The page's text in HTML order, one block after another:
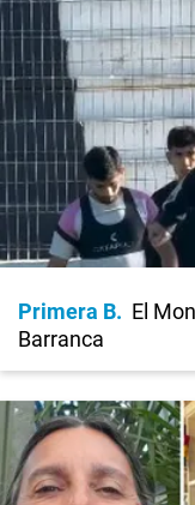
Primera B
El
Barranca